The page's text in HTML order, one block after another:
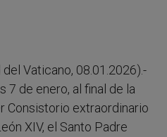
Vaticano, 08.01.2026).-
7 de enero, al final de la
Consistorio extraordinario
XIV, el Santo Padre